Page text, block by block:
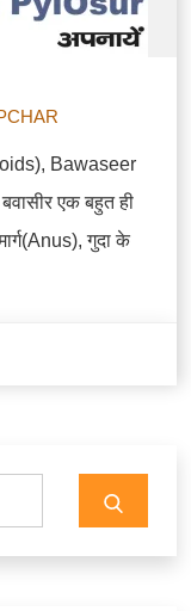
Bawaseer
एक बहुत ही
गुदा के